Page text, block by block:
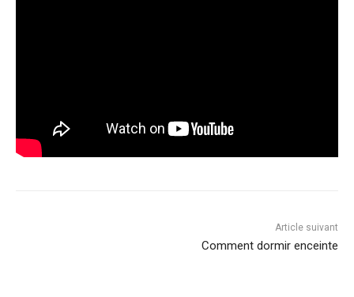
Article suivant
Comment dormir enceinte